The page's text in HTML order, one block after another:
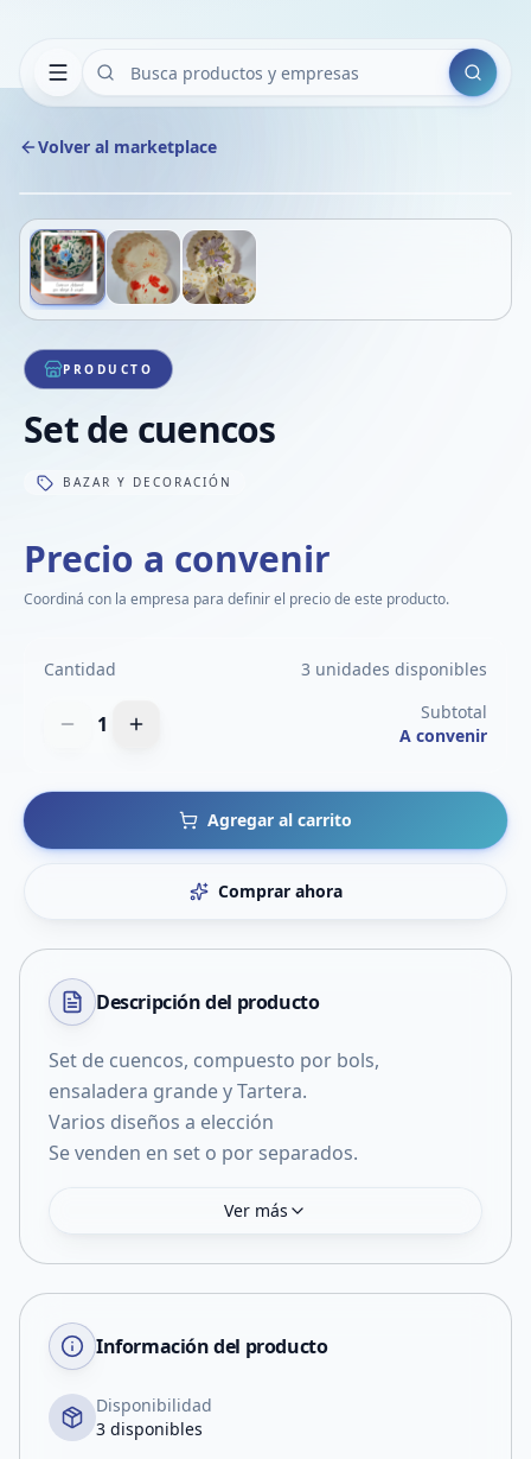
Buscar
Volver al marketplace
1/3
PRODUCTO
Set de cuencos
BAZAR Y DECORACIÓN
Precio a convenir
Coordiná con la empresa para definir el precio de este producto.
Cantidad 3 unidades disponibles
1
Subtotal
A convenir
Agregar al carrito
Comprar ahora
Descripción del producto
Set de cuencos, compuesto por bols,
ensaladera grande y Tartera.
Varios diseños a elección
Se venden en set o por separados.
Ver más
Información del producto
Disponibilidad
3 disponibles